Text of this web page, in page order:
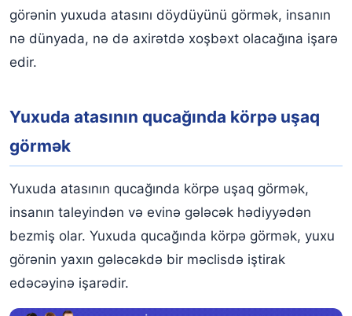
görənin yuxuda atasını döydüyünü görmək, insanın
nə dünyada, nə də axirətdə xoşbəxt olacağına işarə
edir.
Yuxuda atasının qucağında körpə uşaq
görmək
Yuxuda atasının qucağında körpə uşaq görmək,
insanın taleyindən və evinə gələcək hədiyyədən
bezmiş olar. Yuxuda qucağında körpə görmək, yuxu
görənin yaxın gələcəkdə bir məclisdə iştirak
edəcəyinə işarədir.